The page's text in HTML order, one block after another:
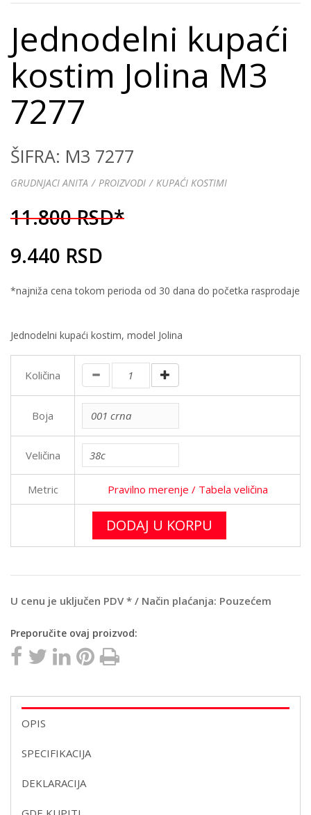
Jednodelni kupaći
kostim Jolina M3
7277
ŠIFRA: M3 7277
GRUDNJACI ANITA PROIZVODI KUPAĆI KOSTIMI
11.800 RSD*
9.440 RSD
*najniža cena tokom perioda od 30 dana do početka rasprodaje
Jednodelni kupaći kostim, model Jolina
Količina
Boja
Veličina
Metric Pravilno merenje / Tabela veličina
DODAJ U KORPU
U cenu je uključen PDV * / Način plaćanja: Pouzećem
Preporučite ovaj proizvod:
OPIS
SPECIFIKACIJA
DEKLARACIJA